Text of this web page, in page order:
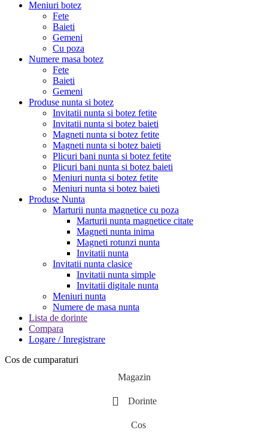
Meniuri botez
Fete
Baieti
Gemeni
Cu poza
Numere masa botez
Fete
Baieti
Gemeni
Produse nunta si botez
Invitatii nunta si botez fetite
Invitatii nunta si botez baieti
Magneti nunta si botez fetite
Magneti nunta si botez baieti
Plicuri bani nunta si botez fetite
Plicuri bani nunta si botez baieti
Meniuri nunta si botez fetite
Meniuri nunta si botez baieti
Produse Nunta
Marturii nunta magnetice cu poza
Marturii nunta magnetice citate
Magneti nunta inima
Magneti rotunzi nunta
Invitatii nunta
Invitatii nunta clasice
Invitatii nunta simple
Invitatii digitale nunta
Meniuri nunta
Numere de masa nunta
Lista de dorinte
Compara
Logare / Inregistrare
Cos de cumparaturi
Magazin
Dorinte
Cos